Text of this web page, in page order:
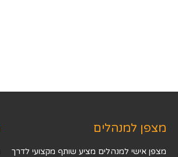
מצפן למנהלים
מצפן אישי למנהלים מציע שותף מקצועי לדרך